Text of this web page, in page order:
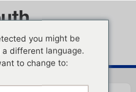
you might be
a different language.
to change to: